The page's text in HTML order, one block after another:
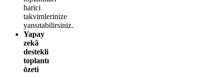
harici
takvimlerinize
yansıtabilirsiniz.
Yapay
zekâ
destekli
toplantı
özeti